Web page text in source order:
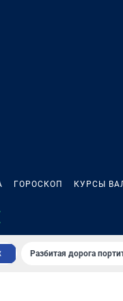
ГОРОСКОП КУРСЫ
Разбитая дорога